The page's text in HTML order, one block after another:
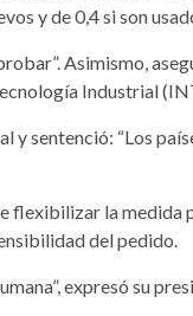
y de 0,4 si son
Asimismo,
Industrial
sentenció: “Los
flexibilizar la medida
del pedido.
expresó su